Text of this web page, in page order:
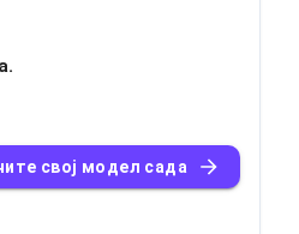
свој модел сада